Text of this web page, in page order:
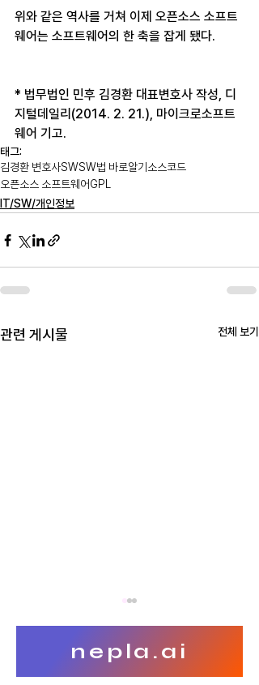
위와 같은 역사를 거쳐 이제 오픈소스 소프트
웨어는 소프트웨어의 한 축을 잡게 됐다.
* 법무법인 민후 김경환 대표변호사 작성, 디
지털데일리(2014. 2. 21.), 마이크로소프트
웨어 기고.
태그:
김경환 변호사SWSW법 바로알기 소스코드
오픈소스 소프트웨어GPL
IT/SW/개인정보
관련 게시물 전체 보기
nepla.ai